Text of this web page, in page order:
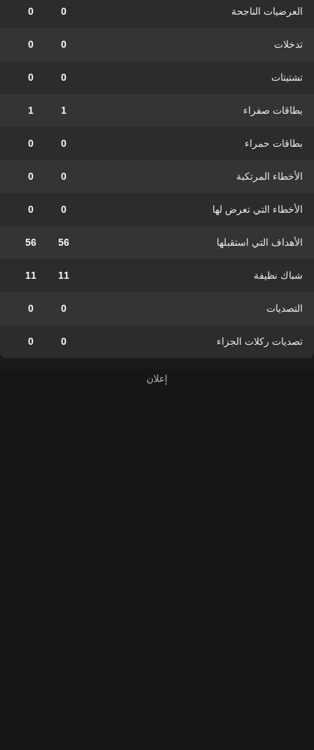
العرضيات الناجحة 0
0
تدخلات 0
0
تشتيتات 0
0
بطاقات صفراء 1
1
بطاقات حمراء 0
0
الأخطاء المرتكبة 0
0
الأخطاء التي تعرض لها 0
0
الأهداف التي استقبلها 56
56
شباك نظيفة 11
11
التصديات 0
0
تصديات ركلات الجزاء 0
0